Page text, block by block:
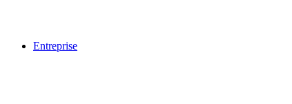
Entreprise